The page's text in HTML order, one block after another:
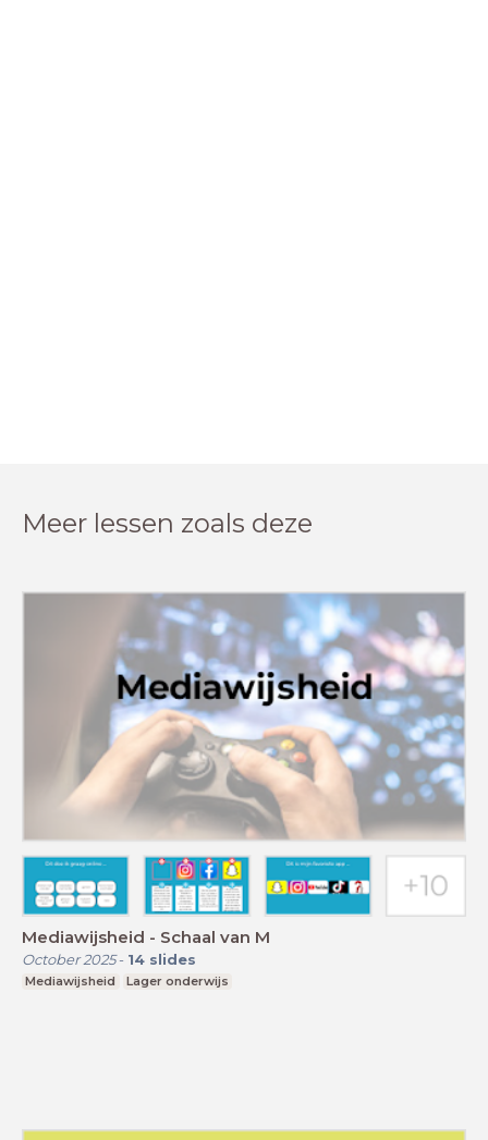
Meer lessen zoals deze
Mediawijsheid - Schaal van M
October 2025- 14 slides
Mediawijsheid Lager onderwijs